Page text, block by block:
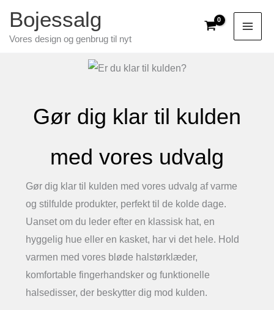
indholdet
Bojessalg
Vores design og genbrug til nyt
Gør dig klar til kulden
med vores udvalg
Gør dig klar til kulden med vores udvalg af varme
og stilfulde produkter, perfekt til de kolde dage.
Uanset om du leder efter en klassisk hat, en
hyggelig hue eller en kasket, har vi det hele. Hold
varmen med vores bløde halstørklæder,
komfortable fingerhandsker og funktionelle
halsedisser, der beskytter dig mod kulden.